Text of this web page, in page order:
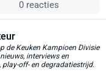
0 reacties
de Keuken Kampioen Divisie
interviews en
off- en degradatiestrijd.